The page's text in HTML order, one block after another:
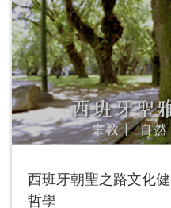
西班牙朝聖之路文化健
哲學